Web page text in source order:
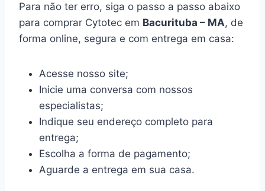
Para não ter erro, siga o passo a passo abaixo
para comprar Cytotec em Bacurituba – MA, de
forma online, segura e com entrega em casa:
Acesse nosso site;
Inicie uma conversa com nossos
especialistas;
Indique seu endereço completo para
entrega;
Escolha a forma de pagamento;
Aguarde a entrega em sua casa.